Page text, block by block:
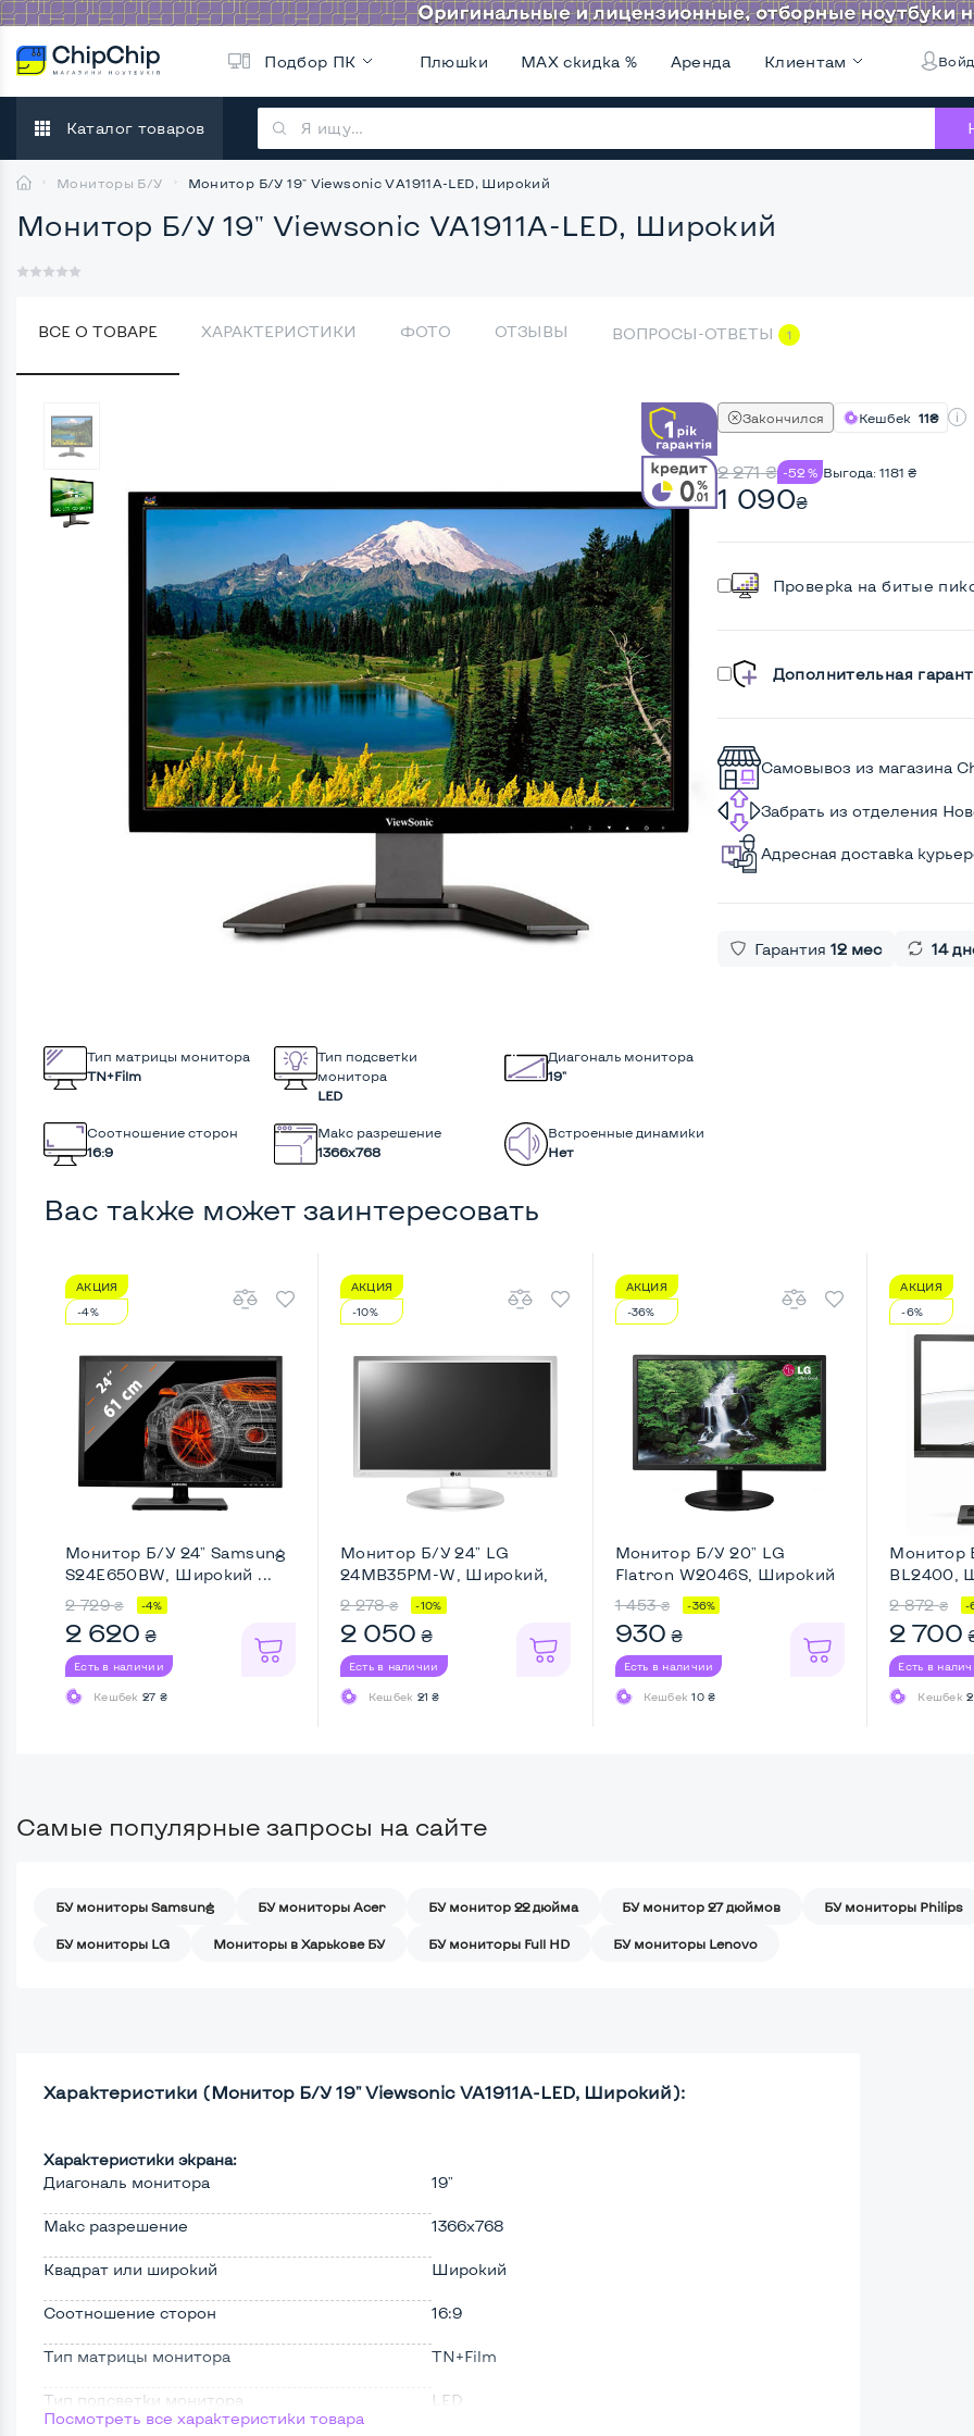
Подбор ПК Плюшки MAX скидка % Аренда Клиентам
Каталог товаров
Мониторы Б/У Монитор Б/У 19" Viewsonic VA1911A-LED, Широкий
Монитор Б/У 19" Viewsonic VA1911A-LED, Широкий
ВСЕ О ТОВАРЕ ХАРАКТЕРИСТИКИ ФОТО ОТЗЫВЫ ВОПРОСЫ-ОТВЕТЫ 1
Тип матрицы монитора
TN+Film
Тип подсветки
монитора
LED
Диагональ монитора
19"
Соотношение сторон
16:9
Макс разрешение
1366x768
Встроенные динамики
Нет
Закончился Кешбек 11₴
2 271₴ -52 % Выгода: 1181 ₴
1 090₴
Проверка на битые
Дополнительная
Самовывоз из магазина
Забрать из отделения
Адресная доставка
Гарантия 12 мес 14
Вас также может заинтересовать
АКЦИЯ
-4%
Монитор Б/У 24" Samsung
S24E650BW, Широкий ...
2 729 ₴ -4%
2 620 ₴
Есть в наличии
Кешбек 27 ₴
АКЦИЯ
-10%
Монитор Б/У 24" LG
24MB35PM-W, Широкий,
Full ...
2 278 ₴ -10%
2 050 ₴
Есть в наличии
Кешбек 21 ₴
АКЦИЯ
-36%
Монитор Б/У 20" LG
Flatron W2046S, Широкий
...
1 453 ₴ -36%
930 ₴
Есть в наличии
Кешбек10 ₴
АКЦИЯ
-6%
Монитор
BL2400,
2 872 ₴ -
2 700
Есть в
Кешбек
Самые популярные запросы на сайте
БУ мониторы Samsung БУ мониторы Acer БУ монитор 22 дюйма БУ монитор 27 дюймов БУ мониторы Philips
БУ мониторы LG Мониторы в Харькове БУ БУ мониторы Full HD БУ мониторы Lenovo
Характеристики (Монитор Б/У 19" Viewsonic VA1911A-LED, Широкий):
Характеристики экрана:
Диагональ монитора
19"
Макс разрешение 1366x768
Квадрат или широкий Широкий
Соотношение сторон 16:9
Тип матрицы монитора TN+Film
Тип подсветки монитора LED
Посмотреть все характеристики товара